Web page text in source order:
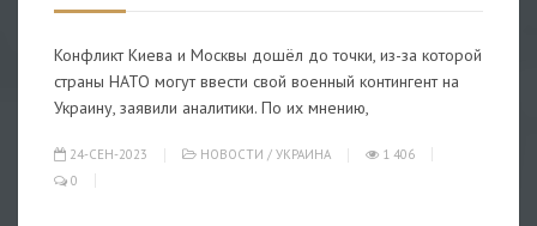
Конфликт Киева и Москвы дошёл до точки, из-за которой
страны НАТО могут ввести свой военный контингент на
Украину, заявили аналитики. По их мнению,
24-СЕН-2023 НОВОСТИ / УКРАИНА
1 406
0